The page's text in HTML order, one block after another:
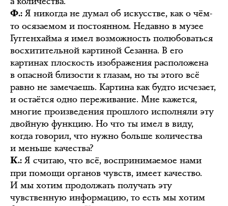
Ф.: Я никогда не думал об искусстве, как о чём-
то осязаемом и постоянном. Недавно в музее
Гуггенхайма я имел возможность полюбоваться
восхитительной картиной Сезанна. В его
картинах плоскость изображения расположена
в опасной близости к глазам, но ты этого всё
равно не замечаешь. Картина как будто исчезает,
и остаётся одно переживание. Мне кажется,
многие произведения прошлого исполняли эту
двойную функцию. Но что ты имел в виду,
когда говорил, что нужно больше количества
и меньше качества?
К.: Я считаю, что всё, воспринимаемое нами
при помощи органов чувств, имеет качество.
И мы хотим продолжать получать эту
чувственную информацию, то есть мы хотим